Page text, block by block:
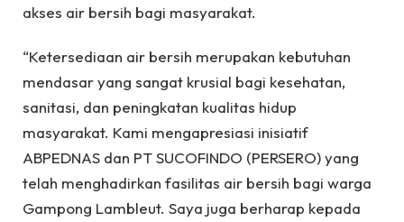
akses air bersih bagi masyarakat.
“Ketersediaan air bersih merupakan kebutuhan
mendasar yang sangat krusial bagi kesehatan,
sanitasi, dan peningkatan kualitas hidup
masyarakat. Kami mengapresiasi inisiatif
ABPEDNAS dan PT SUCOFINDO (PERSERO) yang
telah menghadirkan fasilitas air bersih bagi warga
Gampong Lambleut. Saya juga berharap kepada